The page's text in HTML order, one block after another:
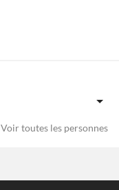
Voir toutes les personnes